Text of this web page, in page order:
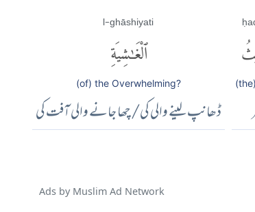
l-ghāshiyati
ٱلْغَٰشِيَةِ
(of) the Overwhelming?
ڈھانپ لینے والی کی/ چھا جانے والی آفت کی
Ads by Muslim Ad Network